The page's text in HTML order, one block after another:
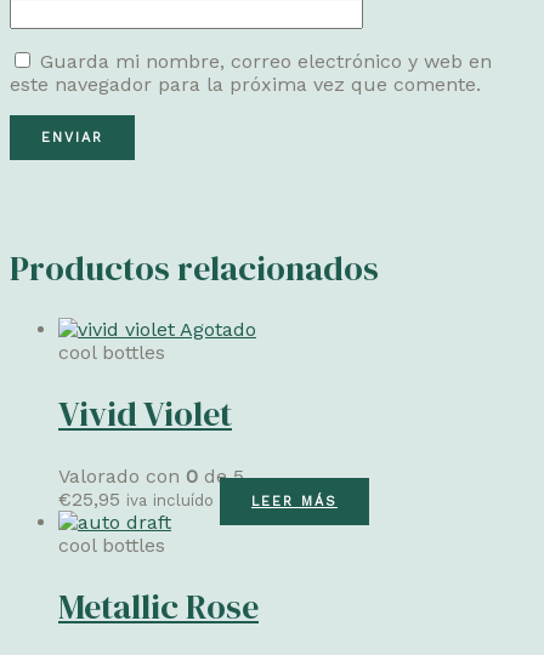
Guarda mi nombre, correo electrónico y web en
este navegador para la próxima vez que comente.
Productos relacionados
Agotado
cool bottles
Vivid Violet
Valorado con 0 de 5
€25,95 iva incluído LEER MÁS
cool bottles
Metallic Rose